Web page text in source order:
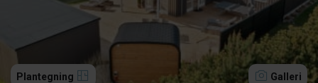
Plantegning Galleri